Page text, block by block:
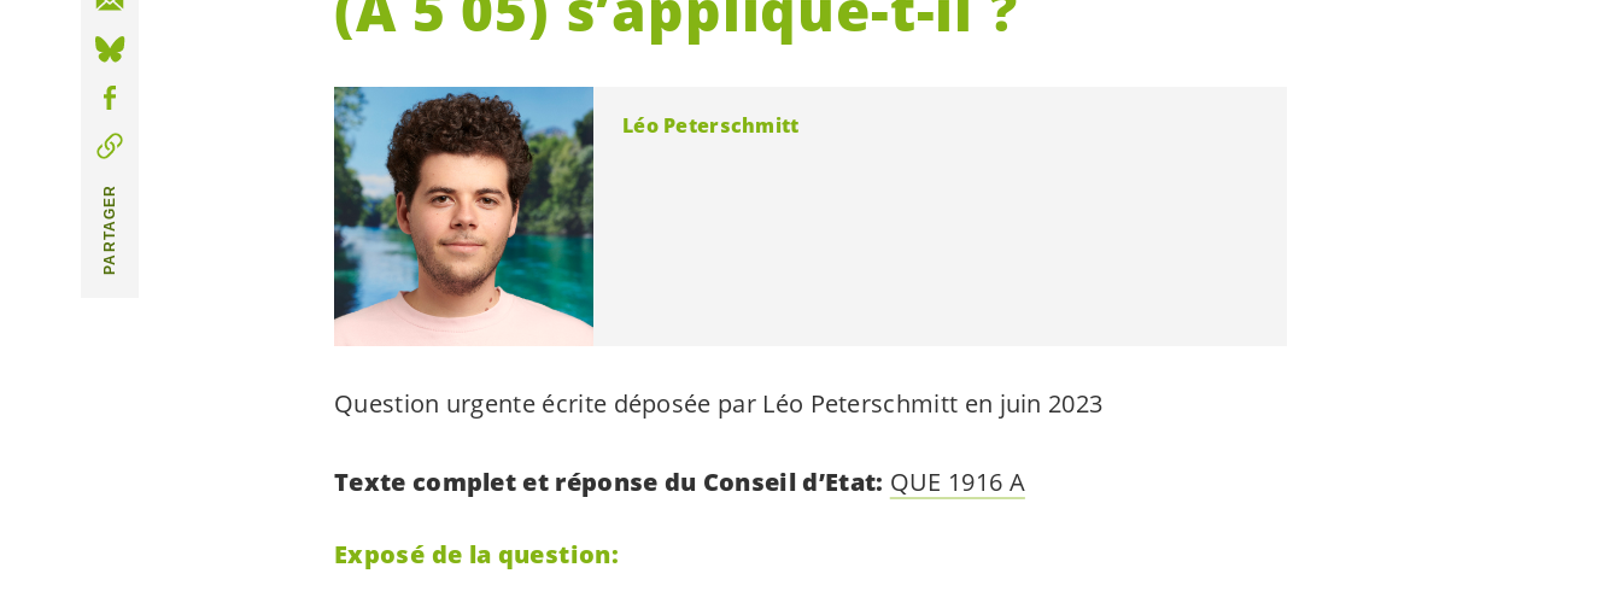
Léo Peterschmitt
Question urgente écrite déposée par Léo Peterschmitt en juin 2023
Texte complet et réponse du Conseil d’Etat: QUE 1916 A
Exposé de la question:
PARTAGER